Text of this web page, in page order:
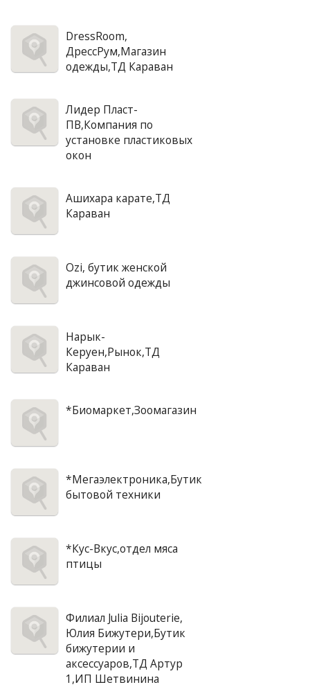
DressRoom,
ДрессРум,Магазин
одежды,ТД Караван
Лидер Пласт-
ПВ,Компания по
установке пластиковых
окон
Ашихара карате,ТД
Караван
Ozi, бутик женской
джинсовой одежды
Нарык-
Керуен,Рынок,ТД
Караван
*Биомаркет,Зоомагазин
*Мегаэлектроника,Бутик
бытовой техники
*Кус-Вкус,отдел мяса
птицы
Филиал Julia Bijouterie,
Юлия Бижутери,Бутик
бижутерии и
аксессуаров,ТД Артур
1,ИП Шетвинина